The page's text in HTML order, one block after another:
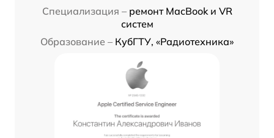
Специализация – ремонт MacBook и VR
систем
Образование – КубГТУ, «Радиотехника»